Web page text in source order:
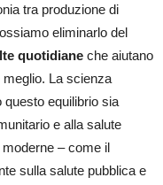
tra produzione di
eliminarlo del
quotidiane che aiutano
meglio. La scienza
equilibrio sia
e alla salute
– come il
sulla salute pubblica e